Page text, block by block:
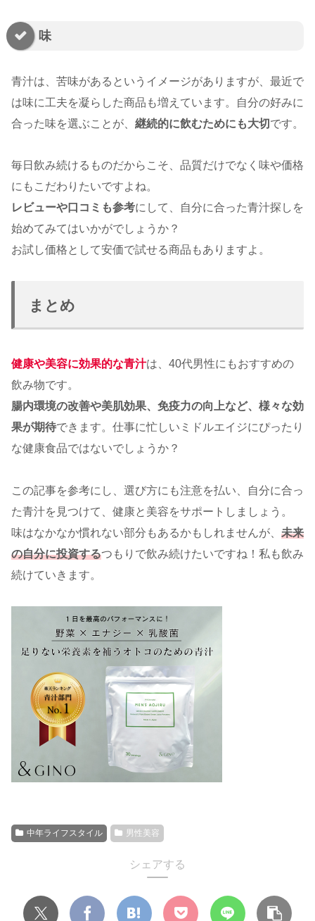
味
青汁は、苦味があるというイメージがありますが、最近で
は味に工夫を凝らした商品も増えています。自分の好みに
合った味を選ぶことが、 継続的に飲むためにも大切 です。
毎日飲み続けるものだからこそ、品質だけでなく味や価格
にもこだわりたいですよね。
レビューや口コミも参考にして、自分に合った青汁探しを
始めてみてはいかがでしょうか？
お試し価格として安価で試せる商品もありますよ。
まとめ
健康や美容に効果的な青汁は、40代男性にもおすすめの
飲み物です。
腸内環境の改善や美肌効果、免疫力の向上など、様々な効
果が期待できます。仕事に忙しいミドルエイジにぴったり
な健康食品ではないでしょうか？
この記事を参考にし、選び方にも注意を払い、自分に合っ
た青汁を見つけて、健康と美容をサポートしましょう。
味はなかなか慣れない部分もあるかもしれませんが、 未来
の自分に投資するつもりで飲み続けたいですね！私も飲み
続けていきます。
中年ライフスタイル 男性美容
シェアする